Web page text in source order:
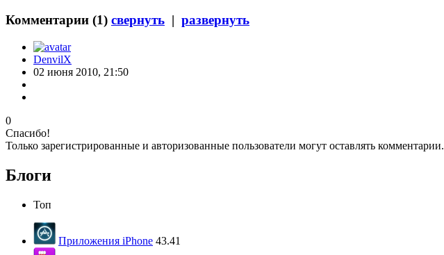
Комментарии (1) свернуть | развернуть
DenvilX
02 июня 2010, 21:50
0
Спасибо!
Только зарегистрированные и авторизованные пользователи могут оставлять комментарии.
Блоги
Топ
Приложения iPhone 43.41